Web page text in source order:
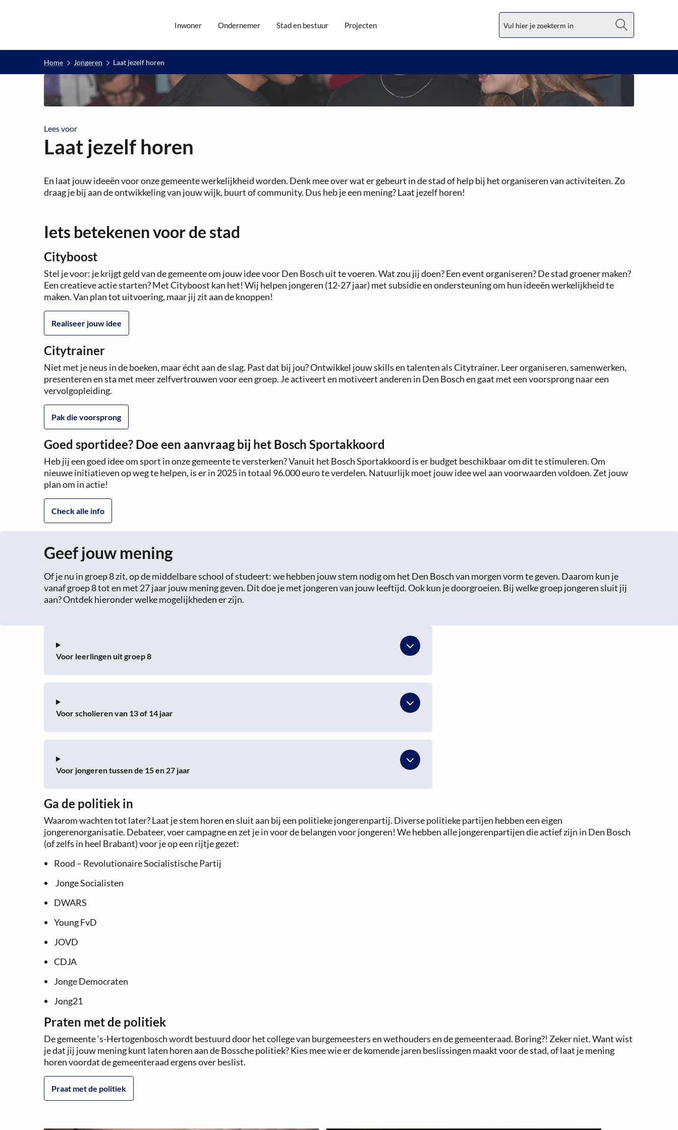
Inwoner Ondernemer Stad en bestuur Projecten
Home Jongeren Laat jezelf horen
Lees voorLees voor
Laat jezelf horen
En laat jouw ideeën voor onze gemeente werkelijkheid worden. Denk mee over wat er gebeurt in de stad of help bij het organiseren van activiteiten. Zo
draag je bij aan de ontwikkeling van jouw wijk, buurt of community. Dus heb je een mening? Laat jezelf horen!
Iets betekenen voor de stad
Cityboost
Stel je voor: je krijgt geld van de gemeente om jouw idee voor Den Bosch uit te voeren. Wat zou jij doen? Een event organiseren? De stad groener maken?
Een creatieve actie starten? Met Cityboost kan het! Wij helpen jongeren (12-27 jaar) met subsidie en ondersteuning om hun ideeën werkelijkheid te
maken. Van plan tot uitvoering, maar jij zit aan de knoppen!
Realiseer jouw idee
Citytrainer
Niet met je neus in de boeken, maar écht aan de slag. Past dat bij jou? Ontwikkel jouw skills en talenten als Citytrainer. Leer organiseren, samenwerken,
presenteren en sta met meer zelfvertrouwen voor een groep. Je activeert en motiveert anderen in Den Bosch en gaat met een voorsprong naar een
vervolgopleiding.
Pak die voorsprong
Goed sportidee? Doe een aanvraag bij het Bosch Sportakkoord
Heb jij een goed idee om sport in onze gemeente te versterken? Vanuit het Bosch Sportakkoord is er budget beschikbaar om dit te stimuleren. Om
nieuwe initiatieven op weg te helpen, is er in 2025 in totaal 96.000 euro te verdelen. Natuurlijk moet jouw idee wel aan voorwaarden voldoen. Zet jouw
plan om in actie!
Check alle info
Geef jouw mening
Of je nu in groep 8 zit, op de middelbare school of studeert: we hebben jouw stem nodig om het Den Bosch van morgen vorm te geven. Daarom kun je
vanaf groep 8 tot en met 27 jaar jouw mening geven. Dit doe je met jongeren van jouw leeftijd. Ook kun je doorgroeien. Bij welke groep jongeren sluit jij
aan? Ontdek hieronder welke mogelijkheden er zijn.
Voor leerlingen uit groep 8
Voor scholieren van 13 of 14 jaar
Voor jongeren tussen de 15 en 27 jaar
Ga de politiek in
Waarom wachten tot later? Laat je stem horen en sluit aan bij een politieke jongerenpartij. Diverse politieke partijen hebben een eigen
jongerenorganisatie. Debateer, voer campagne en zet je in voor de belangen voor jongeren! We hebben alle jongerenpartijen die actief zijn in Den Bosch
(of zelfs in heel Brabant) voor je op een rijtje gezet:
Rood – Revolutionaire Socialistische Partij
Jonge Socialisten
DWARS
Young FvD
JOVD
CDJA
Jonge Democraten
Jong21
Praten met de politiek
De gemeente ‘s-Hertogenbosch wordt bestuurd door het college van burgemeesters en wethouders en de gemeenteraad. Boring?! Zeker niet. Want wist
je dat jij jouw mening kunt laten horen aan de Bossche politiek? Kies mee wie er de komende jaren beslissingen maakt voor de stad, of laat je mening
horen voordat de gemeenteraad ergens over beslist.
Praat met de politiek